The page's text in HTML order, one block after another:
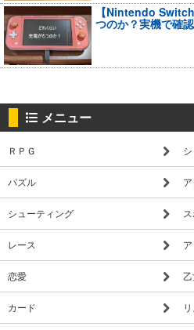
【Nintendo
つのか？実機で確認
メニュー
ＲＰＧ
パズル
シューティング
レース
恋愛
カード